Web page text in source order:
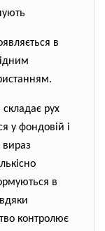
в
складає рух
у фондовій і
вираз
в
контролює